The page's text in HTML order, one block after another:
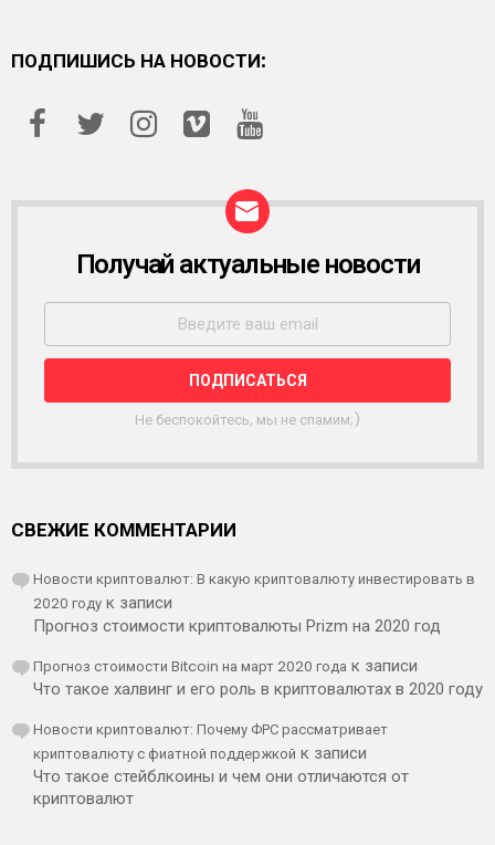
ПОДПИШИСЬ НА НОВОСТИ:
С
Ы
К
Получай актуальные новости
Не беспокойтесь, мы не спамим;)
СВЕЖИЕ КОММЕНТАРИИ
Новости криптовалют: В какую криптовалюту инвестировать в
2020 году к записи
Прогноз стоимости криптовалюты Prizm на 2020 год
Прогноз стоимости Bitcoin на март 2020 года к записи
Что такое халвинг и его роль в криптовалютах в 2020 году
Новости криптовалют: Почему ФРС рассматривает
криптовалюту с фиатной поддержкой к записи
Что такое стейблкоины и чем они отличаются от
криптовалют